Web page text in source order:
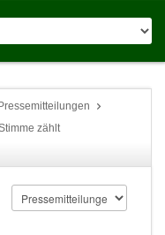
Pressemitteilungen
zählt